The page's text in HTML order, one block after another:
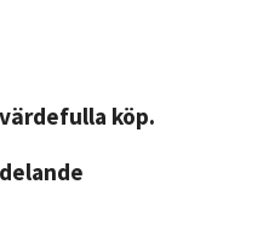
köp.